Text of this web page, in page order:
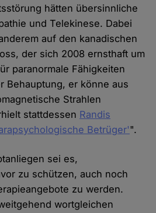
hätten übersinnliche
und Telekinese. Dabei
auf den kanadischen
der sich 2008 ernsthaft um
paranormale Fähigkeiten
Behauptung, er könne aus
Strahlen
stattdessen Randis
Betrüger'".
sei es,
zu schützen, auch noch
zu werden.
wortgleichen